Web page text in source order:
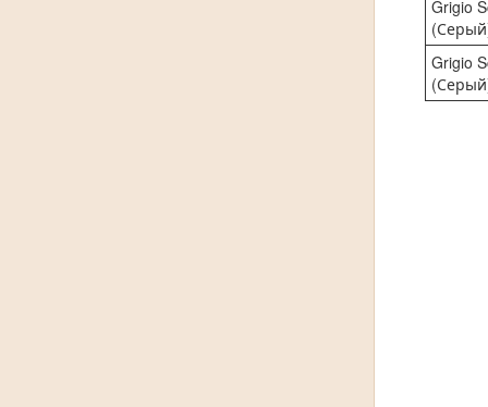
Grigio
Grigio